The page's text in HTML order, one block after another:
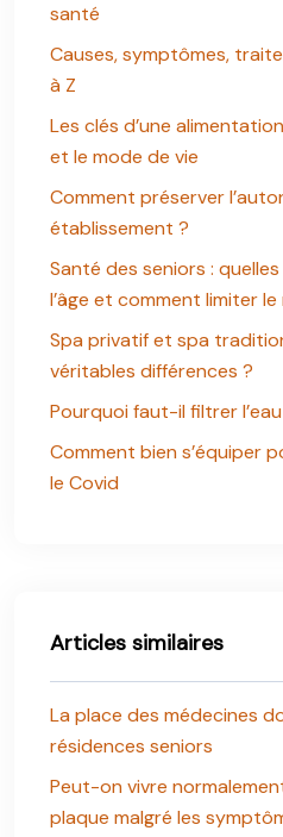
santé
Causes, symptômes,
à Z
Les clés d’une
et le mode de vie
Comment préserver
établissement ?
Santé des seniors :
l’âge et comment limiter
Spa privatif et spa
véritables différences ?
Pourquoi faut-il filtrer
Comment bien s’équiper
le Covid
Articles similaires
La place des médecines
résidences seniors
Peut-on vivre
plaque malgré les